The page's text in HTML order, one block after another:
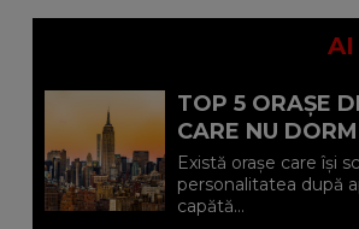
AI
TOP 5 ORAȘE
CARE NU
ȘI POVEȘTILE
CELOR MAI
BULEVARDE DE
Există orașe care își
personalitatea după
capătă...